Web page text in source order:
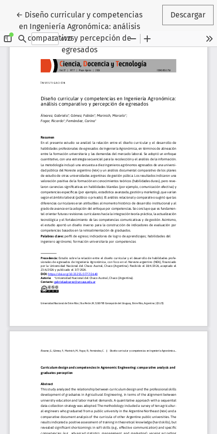
← Volver a los detalles del artículo
Diseño curricular y competencias
en Ingeniería Agronómica: análisis
comparativo y percepción de
egresados
Descargar